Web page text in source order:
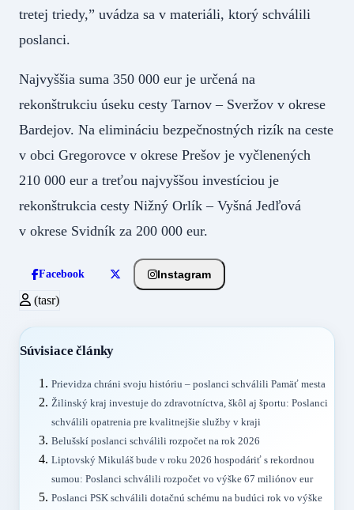
tretej triedy,” uvádza sa v materiáli, ktorý schválili
poslanci.
Najvyššia suma 350 000 eur je určená na
rekonštrukciu úseku cesty Tarnov – Sveržov v okrese
Bardejov. Na elimináciu bezpečnostných rizík na ceste
v obci Gregorovce v okrese Prešov je vyčlenených
210 000 eur a treťou najvyššou investíciou je
rekonštrukcia cesty Nižný Orlík – Vyšná Jedľová
v okrese Svidník za 200 000 eur.
Facebook Instagram
(tasr)
Súvisiace články
Prievidza chráni svoju históriu – poslanci schválili Pamäť mesta
Žilinský kraj investuje do zdravotníctva, škôl aj športu: Poslanci
schválili opatrenia pre kvalitnejšie služby v kraji
Belušskí poslanci schválili rozpočet na rok 2026
Liptovský Mikuláš bude v roku 2026 hospodáriť s rekordnou
sumou: Poslanci schválili rozpočet vo výške 67 miliónov eur
Poslanci PSK schválili dotačnú schému na budúci rok vo výške